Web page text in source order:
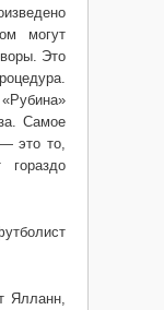
могут
Это
Самое
это то,
Ялланн,